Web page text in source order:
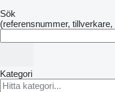
Sök
(referensnummer,
Kategori